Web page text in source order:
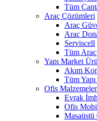
Tüm
Araç Çözümleri
Araç
Araç
Serviscell
Tüm
Yapı Market
Akım
Tüm
Ofis
Evrak
Ofis
Masaüstü